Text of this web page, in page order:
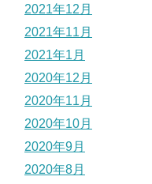
2021年12月
2021年11月
2021年1月
2020年12月
2020年11月
2020年10月
2020年9月
2020年8月